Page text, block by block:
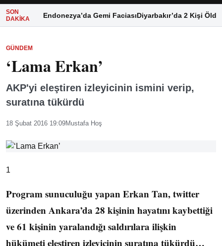
SON
DAKIKA
Endonezya’da Gemi FaciasıDiyarbakır’da 2 Kişi Öldü
GÜNDEM
‘Lama Erkan’
AKP'yi eleştiren izleyicinin ismini verip,
suratına tükürdü
18 Şubat 2016 19:09Mustafa Hoş
1
Program sunuculuğu yapan Erkan Tan, twitter
üzerinden Ankara’da 28 kişinin hayatını kaybettiği
ve 61 kişinin yaralandığı saldırılara ilişkin
hükümeti eleştiren izleyicinin suratına tükürdü…